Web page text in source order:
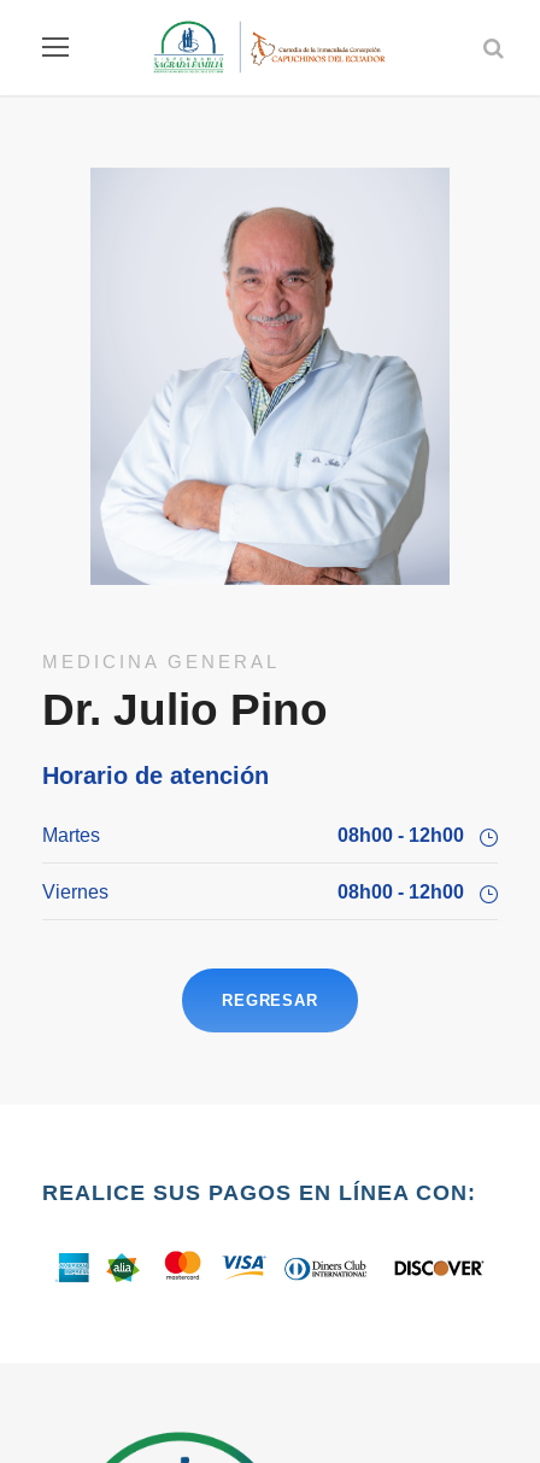
MEDICINA GENERAL
Dr. Julio Pino
Horario de atención
Martes 08h00 - 12h00
Viernes 08h00 - 12h00
REGRESAR
REALICE SUS PAGOS EN LÍNEA CON: